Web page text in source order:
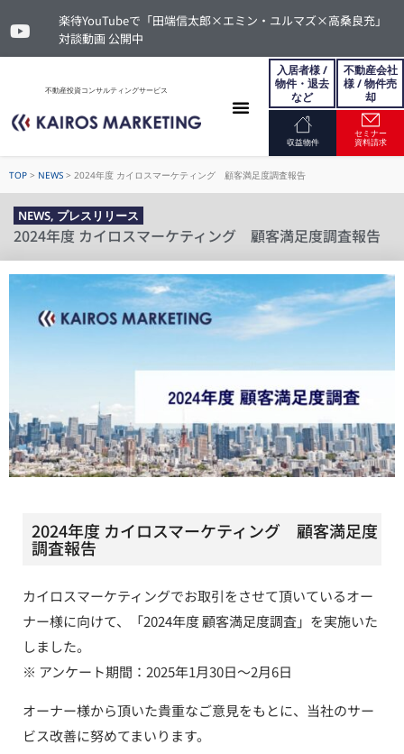
楽待YouTubeで「田端信太郎×エミン・ユルマズ×高桑良充」
対談動画 公開中
不動産投資コンサルティングサービス
入居者様 /
物件・退去
など
不動産会社
様 / 物件売
却
収益物件
セミナー
資料請求
TOP > NEWS > 2024年度 カイロスマーケティング 顧客満足度調査報告
NEWS, プレスリリース
2024年度 カイロスマーケティング 顧客満足度調査報告
2024年度 カイロスマーケティング 顧客満足度
調査報告
カイロスマーケティングでお取引をさせて頂いているオー
ナー様に向けて、「2024年度 顧客満足度調査」を実施いた
しました。
※ アンケート期間：2025年1月30日〜2月6日
オーナー様から頂いた貴重なご意見をもとに、当社のサー
ビス改善に努めてまいります。